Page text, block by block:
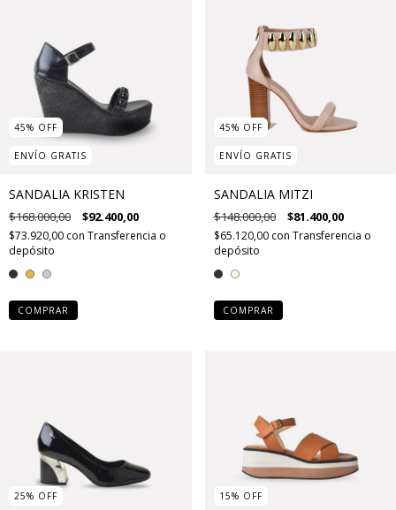
45% OFF
ENVÍO GRATIS
SANDALIA KRISTEN
$168.000,00 $92.400,00
$73.920,00 con Transferencia o
depósito
COMPRAR
45% OFF
ENVÍO GRATIS
SANDALIA MITZI
$148.000,00 $81.400,00
$65.120,00 con Transferencia o
depósito
COMPRAR
25% OFF 15% OFF